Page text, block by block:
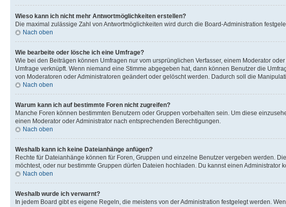
Wieso kann ich nicht mehr Antwortmöglichkeiten erstellen?
Die maximal zulässige Zahl von Antwortmöglichkeiten wird durch die Board-Administration
Nach oben
Wie bearbeite oder lösche ich eine Umfrage?
Wie bei den Beiträgen können Umfragen nur vom ursprünglichen Verfasser, einem Moderator
Umfrage verknüpft. Wenn niemand eine Stimme abgegeben hat, dann können Benutzer die
von Moderatoren oder Administratoren geändert oder gelöscht werden. Dadurch soll die
Nach oben
Warum kann ich auf bestimmte Foren nicht zugreifen?
Manche Foren können bestimmten Benutzern oder Gruppen vorbehalten sein. Um diese
einen Moderator oder Administrator nach entsprechenden Berechtigungen.
Nach oben
Weshalb kann ich keine Dateianhänge anfügen?
Rechte für Dateianhänge können für Foren, Gruppen und einzelne Benutzer vergeben werden.
möchtest, oder nur bestimmte Gruppen dürfen Dateien hochladen. Du kannst einen
Nach oben
Weshalb wurde ich verwarnt?
In jedem Board gibt es eigene Regeln, die meistens von der Administration festgelegt werden.